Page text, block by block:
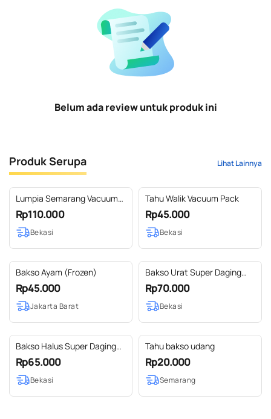
Belum ada review untuk produk ini
Produk Serupa Lihat Lainnya
Lumpia Semarang Vacuum
Pack
Rp110.000
Bekasi
Tahu Walik Vacuum Pack
Rp45.000
Bekasi
Bakso Ayam (Frozen)
Rp45.000
Jakarta Barat
Bakso Urat Super Daging
Sapi
Rp70.000
Bekasi
Bakso Halus Super Daging
Sapi
Rp65.000
Bekasi
Tahu bakso udang
Rp20.000
Semarang